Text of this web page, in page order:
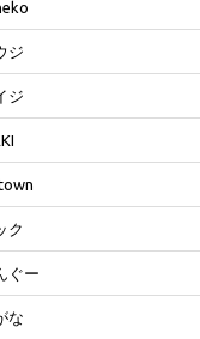
ジ
ジ
ク
ぐー
な